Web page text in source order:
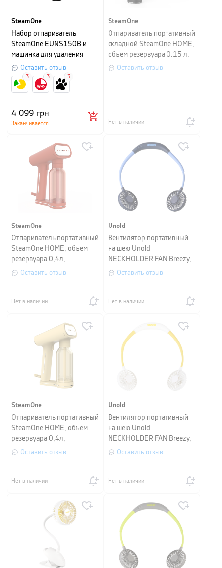
SteamOne
Набор отпариватель
SteamOne EUNS150B и
машинка для удаления
катышков SteamOne RP10
Оставить отзыв
4 099 грн
Заканчивается
3 3 3
SteamOne
Отпариватель портативный
складной SteamOne HOME,
объем резервуара 0,15 л,
черный
Оставить отзыв
Нет в наличии
SteamOne
Отпариватель портативный
SteamOne HOME, объем
резервуара 0,4л,
терракотовый.
Оставить отзыв
Нет в наличии
Unold
Вентилятор портативный
на шею Unold
NECKHOLDER FAN Breezy,
высота 29 см, синий с
Оставить отзыв
Нет в наличии
SteamOne
Отпариватель портативный
SteamOne HOME, объем
резервуара 0,4л,
кремовый.
Оставить отзыв
Нет в наличии
Unold
Вентилятор портативный
на шею Unold
NECKHOLDER FAN Breezy,
высота 29 см, белый с
Оставить отзыв
Нет в наличии